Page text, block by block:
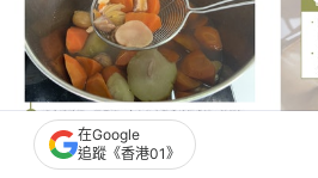
在Google
追蹤《香港01》